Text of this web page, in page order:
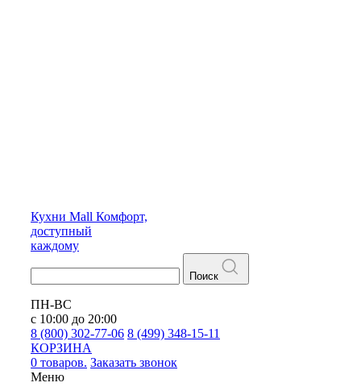
Кухни Mall Комфорт,
доступный
каждому
Поиск
ПН-ВС
с 10:00 до 20:00
8 (800) 302-77-06 8 (499) 348-15-11
КОРЗИНА
0 товаров. Заказать звонок
Меню